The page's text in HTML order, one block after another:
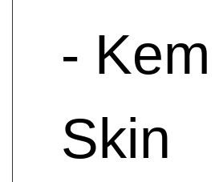
-
Skin